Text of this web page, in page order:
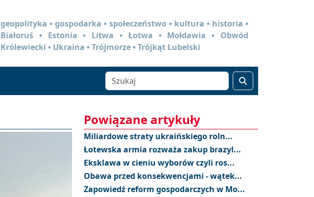
geopolityka • gospodarka • społeczeństwo • kultura • historia •
Białoruś • Estonia • Litwa • Łotwa • Mołdawia • Obwód
Królewiecki • Ukraina • Trójmorze • Trójkąt Lubelski
Powiązane artykuły
Miliardowe straty ukraińskiego roln...
Łotewska armia rozważa zakup brazyl...
Eksklawa w cieniu wyborów czyli ros...
Obawa przed konsekwencjami - wątek...
Zapowiedź reform gospodarczych w Mo...